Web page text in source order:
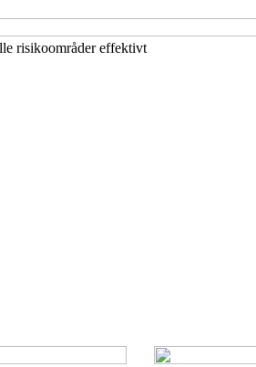
risikoområder effektivt